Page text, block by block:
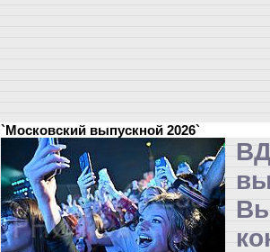
`Московский выпускной 2026`